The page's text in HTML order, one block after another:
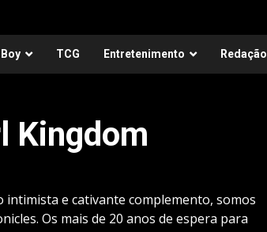
TCG Entretenimento Redação
Kingdom
intimista e cativante complemento, somos
Os mais de 20 anos de espera para